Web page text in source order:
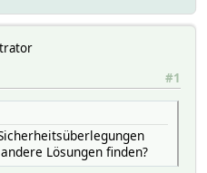
#1
Lösungen finden?